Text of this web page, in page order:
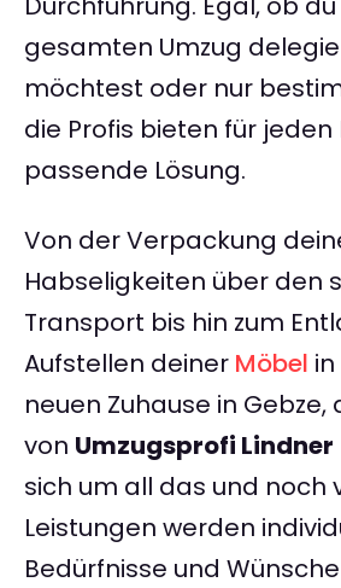
gesamten Umzug
möchtest oder nur
die Profis bieten für
passende Lösung.
Von der Verpackung
Habseligkeiten über den
Transport bis hin zum
Aufstellen deiner Möbel
neuen Zuhause in Gebze,
von Umzugsprofi Lindner
sich um all das und noch
Leistungen werden
Bedürfnisse und Wünsche